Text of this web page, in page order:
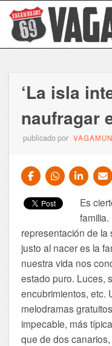
‘La isla
naufragar
publicado por
Es
representación de
justo al nacer es la
nuestra vida nos
estado puro. Luces,
encubrimientos, etc.
melodramas
impecable, más
que de dos